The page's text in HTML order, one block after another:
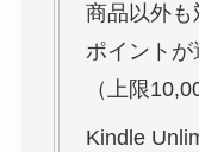
商品以外
ポイントが
（上限
Kindle